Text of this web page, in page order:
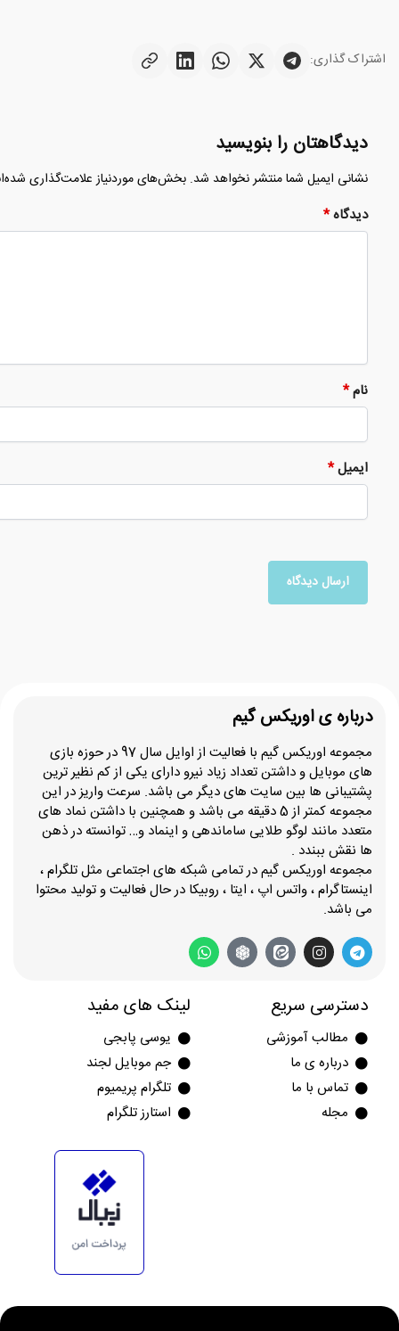
اشتراک گذاری:
دیدگاهتان را بنویسید
نشانی ایمیل شما منتشر نخواهد شد. بخش‌های موردنیاز علامت‌گذاری
دیدگاه*
نام*
ایمیل*
درباره ی اوریکس گیم
مجموعه اوریکس گیم با فعالیت از اوایل سال 97 در حوزه بازی
های موبایل و داشتن تعداد زیاد نیرو دارای یکی از کم نظیر ترین
پشتیبانی ها بین سایت های دیگر می باشد. سرعت واریز در این
مجموعه کمتر از 5 دقیقه می باشد و همچنین با داشتن نماد های
متعدد مانند لوگو طلایی ساماندهی و اینماد و… توانسته در ذهن
ها نقش ببندد .
مجموعه اوریکس گیم در تمامی شبکه های اجتماعی مثل تلگرام ،
اینستاگرام ، واتس اپ ، ایتا ، روبیکا در حال فعالیت و تولید محتوا
می باشد.
دسترسی سریع
مطالب آموزشی
درباره ی ما
تماس با ما
مجله
لینک های مفید
یوسی پابجی
جم موبایل لجند
تلگرام پریمیوم
استارز تلگرام